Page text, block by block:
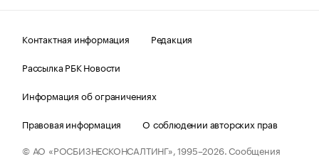
Контактная информация
Редакция
Рассылка РБК Новости
Информация об ограничениях
Правовая информация
О соблюдении авторских прав
© АО «РОСБИЗНЕСКОНСАЛТИНГ»,1995–2026.Сообщения